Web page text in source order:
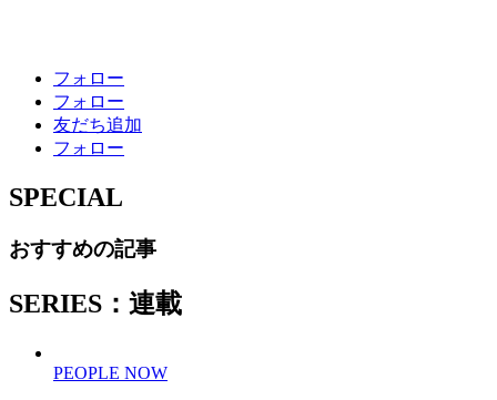
フォロー
フォロー
友だち追加
フォロー
SPECIAL
おすすめの記事
SERIES：連載
PEOPLE NOW